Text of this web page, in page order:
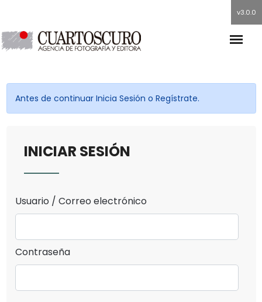
v3.0.0
Antes de continuar Inicia Sesión o Regístrate.
INICIAR SESIÓN
Usuario / Correo electrónico
Contraseña